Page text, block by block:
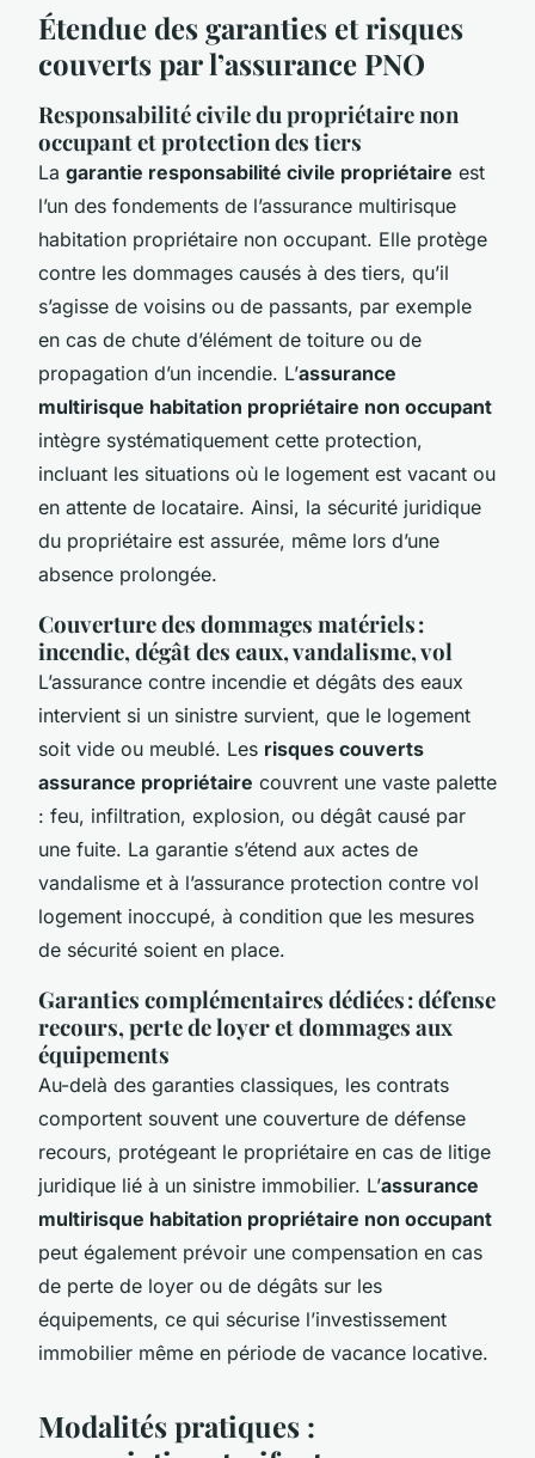
Étendue des garanties et risques
couverts par l’assurance PNO
Responsabilité civile du propriétaire non
occupant et protection des tiers
La garantie responsabilité civile propriétaire est
l’un des fondements de l’assurance multirisque
habitation propriétaire non occupant. Elle protège
contre les dommages causés à des tiers, qu’il
s’agisse de voisins ou de passants, par exemple
en cas de chute d’élément de toiture ou de
propagation d’un incendie. L’assurance
multirisque habitation propriétaire non occupant
intègre systématiquement cette protection,
incluant les situations où le logement est vacant ou
en attente de locataire. Ainsi, la sécurité juridique
du propriétaire est assurée, même lors d’une
absence prolongée.
Couverture des dommages matériels :
incendie, dégât des eaux, vandalisme, vol
L’assurance contre incendie et dégâts des eaux
intervient si un sinistre survient, que le logement
soit vide ou meublé. Les risques couverts
assurance propriétaire couvrent une vaste palette
: feu, infiltration, explosion, ou dégât causé par
une fuite. La garantie s’étend aux actes de
vandalisme et à l’assurance protection contre vol
logement inoccupé, à condition que les mesures
de sécurité soient en place.
Garanties complémentaires dédiées : défense
recours, perte de loyer et dommages aux
équipements
Au-delà des garanties classiques, les contrats
comportent souvent une couverture de défense
recours, protégeant le propriétaire en cas de litige
juridique lié à un sinistre immobilier. L’assurance
multirisque habitation propriétaire non occupant
peut également prévoir une compensation en cas
de perte de loyer ou de dégâts sur les
équipements, ce qui sécurise l’investissement
immobilier même en période de vacance locative.
Modalités pratiques :